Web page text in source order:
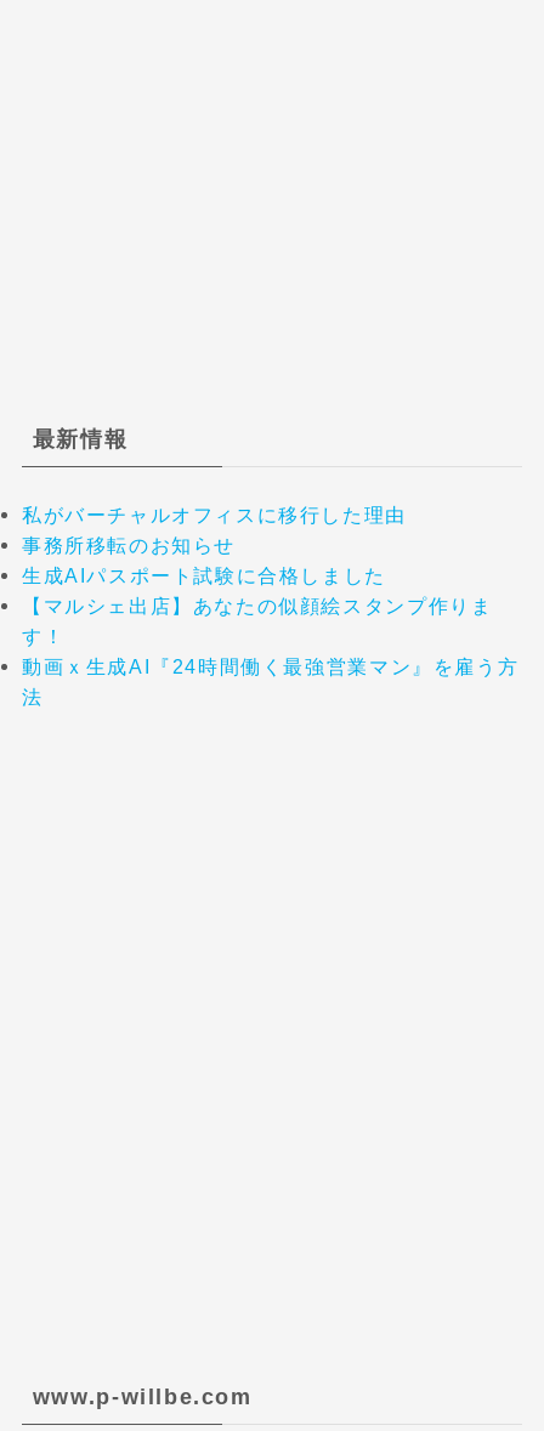
最新情報
私がバーチャルオフィスに移行した理由
事務所移転のお知らせ
生成AIパスポート試験に合格しました
【マルシェ出店】あなたの似顔絵スタンプ作りま
す！
動画ｘ生成AI『24時間働く最強営業マン』を雇う方
法
www.p-willbe.com